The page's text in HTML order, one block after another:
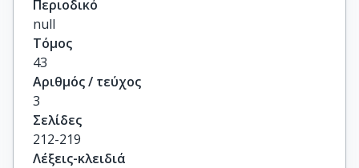
Serrano, M.
Gorgoulis, V.G.
Penninger, J.M.
Περιοδικό
null
Τόμος
43
Αριθμός / τεύχος
3
Σελίδες
212-219
Λέξεις-κλειδιά